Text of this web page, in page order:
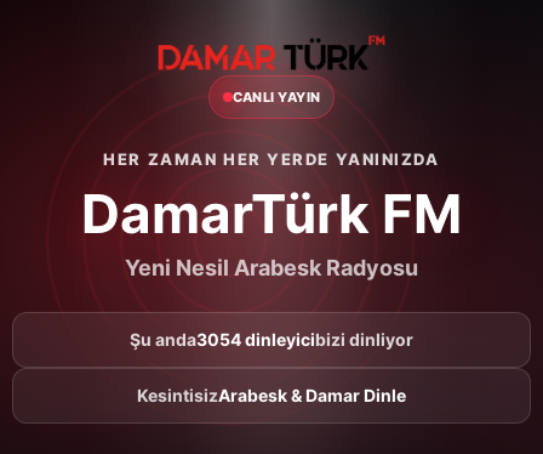
CANLI YAYIN
HER ZAMAN HER YERDE YANINIZDA
DamarTürk FM
Yeni Nesil Arabesk Radyosu
Şu anda3054 dinleyicibizi dinliyor
KesintisizArabesk & Damar Dinle